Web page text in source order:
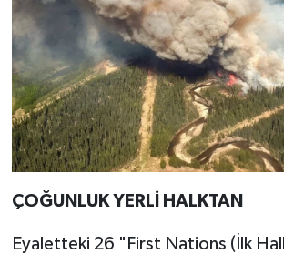
ÇOĞUNLUK YERLİ HALKTAN
Eyaletteki 26 "First Nations (İlk